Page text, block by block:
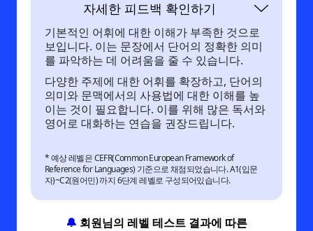
자세한 피드백 확인하기
기본적인 어휘에 대한 이해가 부족한 것으로
보입니다. 이는 문장에서 단어의 정확한 의미
를 파악하는 데 어려움을 줄 수 있습니다.
다양한 주제에 대한 어휘를 확장하고, 단어의
의미와 문맥에서의 사용법에 대한 이해를 높
이는 것이 필요합니다. 이를 위해 많은 독서와
영어로 대화하는 연습을 권장드립니다.
* 예상 레벨은 CEFR(Common European Framework of
Reference for Languages) 기준으로 채점되었습니다. A1(입문
자)~C2(원어민) 까지 6단계 레벨로 구성되어있습니다.
🔔 회원님의 레벨 테스트 결과에 따른